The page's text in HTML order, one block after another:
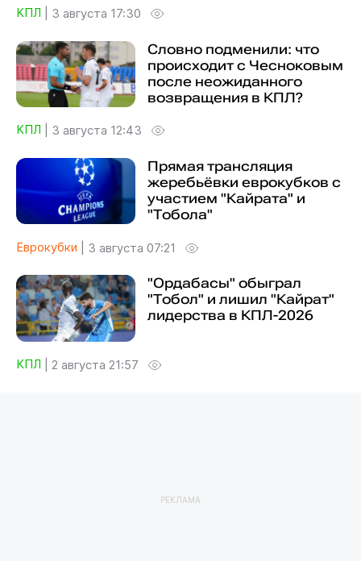
КПЛ 3 августа 17:30
Словно подменили: что
происходит с Чесноковым
после неожиданного
возвращения в КПЛ?
КПЛ 3 августа 12:43
Прямая трансляция
жеребьёвки еврокубков с
участием "Кайрата" и
"Тобола"
Еврокубки 3 августа 07:21
"Ордабасы" обыграл
"Тобол" и лишил "Кайрат"
лидерства в КПЛ-2026
КПЛ 2 августа 21:57
РЕКЛАМА